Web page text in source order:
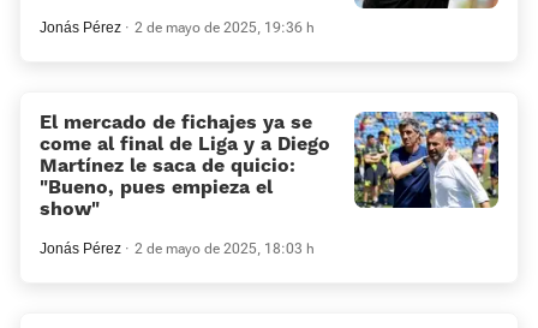
Jonás Pérez 2 de mayo de 2025, 19:36 h
El mercado de fichajes ya se
come al final de Liga y a Diego
Martínez le saca de quicio:
«Bueno, pues empieza el
show»
Jonás Pérez 2 de mayo de 2025, 18:03 h